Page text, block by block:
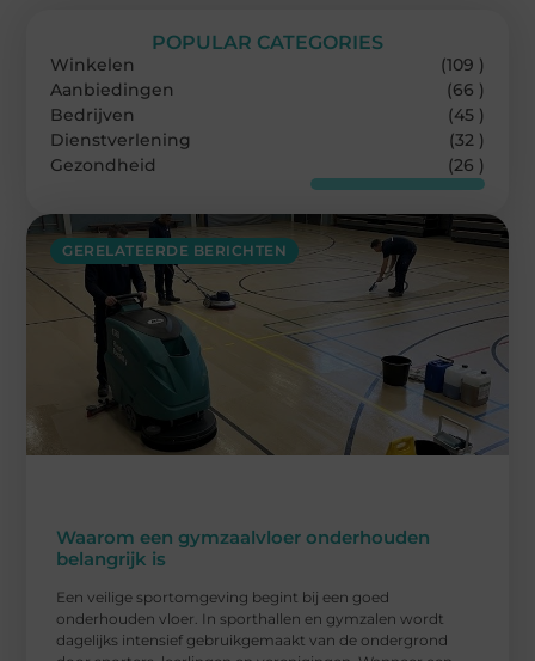
GERELATEERDE BERICHTEN
Waarom een gymzaalvloer onderhouden
belangrijk is
Een veilige sportomgeving begint bij een goed
onderhouden vloer. In sporthallen en gymzalen wordt
dagelijks intensief gebruikgemaakt van de ondergrond
POPULAR CATEGORIES
Winkelen
(109 )
Aanbiedingen
(66 )
Bedrijven
(45 )
Dienstverlening
(32 )
Gezondheid
(26 )